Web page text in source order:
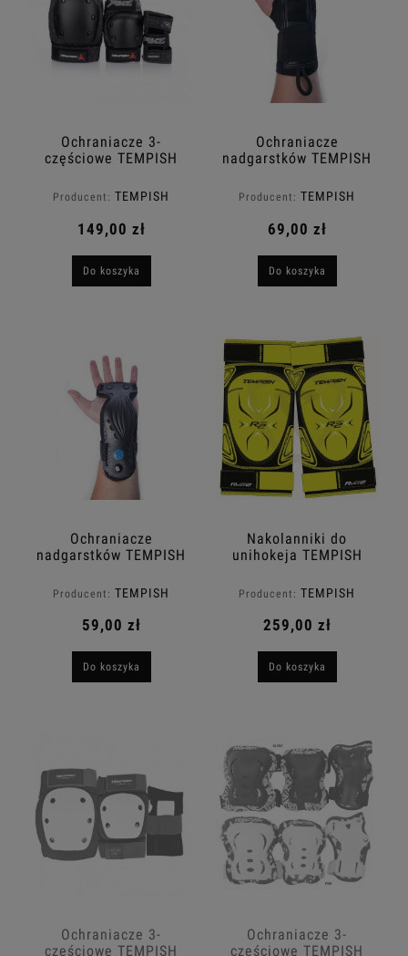
Ochraniacze 3-
częściowe TEMPISH
Producent: TEMPISH
149,00 zł
Do koszyka
Ochraniacze
nadgarstków TEMPISH
Producent: TEMPISH
69,00 zł
Do koszyka
Ochraniacze
nadgarstków TEMPISH
Producent: TEMPISH
59,00 zł
Do koszyka
Nakolanniki do
unihokeja TEMPISH
Producent: TEMPISH
259,00 zł
Do koszyka
Ochraniacze 3-
częściowe TEMPISH
Ochraniacze 3-
częściowe TEMPISH